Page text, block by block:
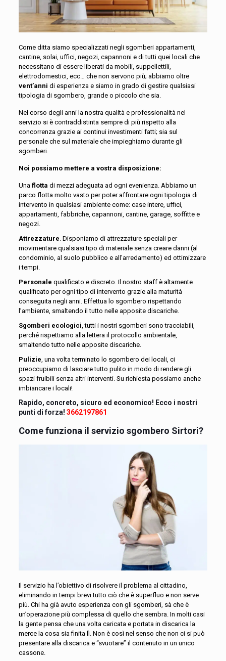
Come ditta siamo specializzati negli sgomberi appartamenti,
cantine, solai, uffici, negozi, capannoni e di tutti quei locali che
necessitano di essere liberati da mobili, suppellettili,
elettrodomestici, ecc… che non servono più; abbiamo oltre
vent’anni di esperienza e siamo in grado di gestire qualsiasi
tipologia di sgombero, grande o piccolo che sia.
Nel corso degli anni la nostra qualità e professionalità nel
servizio si è contraddistinta sempre di più rispetto alla
concorrenza grazie ai continui investimenti fatti; sia sul
personale che sul materiale che impieghiamo durante gli
sgomberi.
Noi possiamo mettere a vostra disposizione:
Una flotta di mezzi adeguata ad ogni evenienza. Abbiamo un
parco flotta molto vasto per poter affrontare ogni tipologia di
intervento in qualsiasi ambiente come: case intere, uffici,
appartamenti, fabbriche, capannoni, cantine, garage, soffitte e
negozi.
Attrezzature Disponiamo di attrezzature speciali per
movimentare qualsiasi tipo di materiale senza creare danni (al
condominio, al suolo pubblico e all’arredamento) ed ottimizzare
i tempi.
Personale qualificato e discreto. Il nostro staff è altamente
qualificato per ogni tipo di intervento grazie alla maturità
conseguita negli anni. Effettua lo sgombero rispettando
l’ambiente, smaltendo il tutto nelle apposite discariche.
Sgomberi ecologici , tutti i nostri sgomberi sono tracciabili,
perché rispettiamo alla lettera il protocollo ambientale,
smaltendo tutto nelle apposite discariche.
Pulizie , una volta terminato lo sgombero dei locali, ci
preoccupiamo di lasciare tutto pulito in modo di rendere gli
spazi fruibili senza altri interventi. Su richiesta possiamo anche
imbiancare i locali!
Rapido, concreto, sicuro ed economico! Ecco i nostri
punti di forza! 3662197861
Come funziona il servizio sgombero Sirtori?
Il servizio ha l’obiettivo di risolvere il problema al cittadino,
eliminando in tempi brevi tutto ciò che è superfluo e non serve
più. Chi ha già avuto esperienza con gli sgomberi, sà cheè
un’operazione più complessa di quello che sembra. In molti casi
la gente pensa che una volta caricata e portata in discarica la
merce la cosa sia finita lì. Non è così nel senso che non ci si può
presentare alla discarica e “svuotare” il contenuto in un unico
cassone.